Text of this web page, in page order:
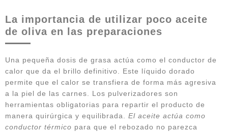
La importancia de utilizar poco aceite
de oliva en las preparaciones
Una pequeña dosis de grasa actúa como el conductor de
calor que da el brillo definitivo. Este líquido dorado
permite que el calor se transfiera de forma más agresiva
a la piel de las carnes. Los pulverizadores son
herramientas obligatorias para repartir el producto de
manera quirúrgica y equilibrada. El aceite actúa como
conductor térmico para que el rebozado no parezca